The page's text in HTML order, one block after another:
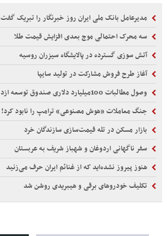
مدیرعامل بانک ملی ایران روز خبرنگار را تبریک گفت
سه محرک احتمالی موج بعدی افزایش قیمت طلا
آتش سوزی گسترده در پالایشگاه سیزران روسیه
آغاز طرح فروش مشارکت در تولید سایپا
وصول مطالبات 100میلیارد دلاری صندوق توسعه ازدولت
جنگ معاملات «هوش مصنوعی» ترامپ را نابود کرد!
بازار مسکن در تله قیمت‌سازی سازندگان خرد
سفر ناگهانی اردوغان و شهباز شریف به عربستان
هنوز پیروز نشده‌اید که از غنائم ایران حرف می‌زنید
تکلیف خودروهای برقی و هیبریدی روشن شد